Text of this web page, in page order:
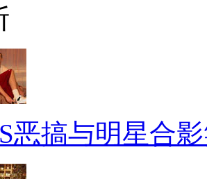
道德约束下，人们
底解禁后，犯罪率下
还有一个专门的名词
什么经济呢？一起来
】
”这两个字，在中
恶搞与明星合